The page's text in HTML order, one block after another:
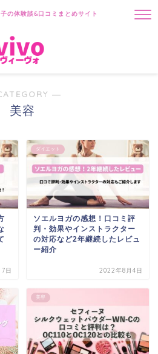
の体験談&口コミまとめサイト
―
美容
日
ダイエット
ソエルヨガの感想！口コミ評
判・効果やインストラクター
の対応など2年継続したレビュ
ー紹介
2022年8月4日
美容